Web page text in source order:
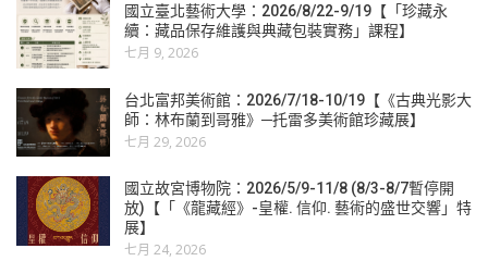
國立臺北藝術大學：2026/8/22-9/19【「珍藏永
續：藏品保存維護與典藏包裝實務」課程】
七月 9, 2026
台北富邦美術館：2026/7/18-10/19【《古典光影大
師：林布蘭到哥雅》─托雷多美術館珍藏展】
七月 29, 2026
國立故宮博物院：2026/5/9-11/8 (8/3-8/7暫停開
放)【「《龍藏經》-皇權. 信仰. 藝術的盛世交響」特
展】
七月 24, 2026